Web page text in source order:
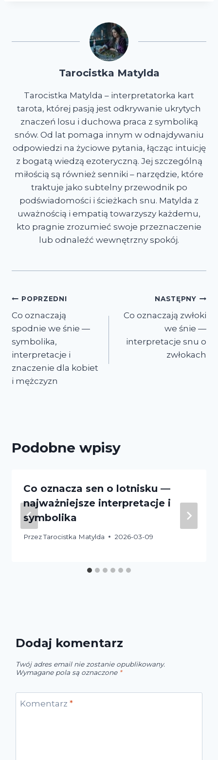
Tarocistka Matylda
Tarocistka Matylda – interpretatorka kart
tarota, której pasją jest odkrywanie ukrytych
znaczeń losu i duchowa praca z symboliką
snów. Od lat pomaga innym w odnajdywaniu
odpowiedzi na życiowe pytania, łącząc intuicję
z bogatą wiedzą ezoteryczną. Jej szczególną
miłością są również senniki – narzędzie, które
traktuje jako subtelny przewodnik po
podświadomości i ścieżkach snu. Matylda z
uważnością i empatią towarzyszy każdemu,
kto pragnie zrozumieć swoje przeznaczenie
lub odnaleźć wewnętrzny spokój.
Nawigacja
wpisu
POPRZEDNI
Co oznaczają
spodnie we śnie —
symbolika,
interpretacje i
znaczenie dla kobiet
i mężczyzn
NASTĘPNY
Co oznaczają zwłoki
we śnie —
interpretacje snu o
zwłokach
Podobne wpisy
Co oznacza sen o lotnisku —
najważniejsze interpretacje i
symbolika
PrzezTarocistka Matylda 2026-03-09
Dodaj komentarz
Twój adres email nie zostanie opublikowany.
Wymagane pola są oznaczone *
Komentarz *